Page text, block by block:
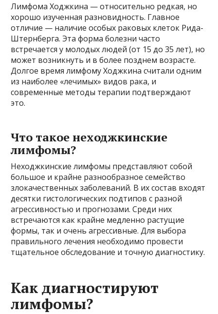
Лимфома Ходжкина — относительно редкая, но
хорошо изученная разновидность. Главное
отличие — наличие особых раковых клеток Рида-
Штернберга. Эта форма болезни часто
встречается у молодых людей (от 15 до 35 лет), но
может возникнуть и в более позднем возрасте.
Долгое время лимфому Ходжкина считали одним
из наиболее «лечимых» видов рака, и
современные методы терапии подтверждают
это.
Что такое неходжкинские
лимфомы?
Неходжкинские лимфомы представляют собой
большое и крайне разнообразное семейство
злокачественных заболеваний. В их состав входят
десятки гистологических подтипов с разной
агрессивностью и прогнозами. Среди них
встречаются как крайне медленно растущие
формы, так и очень агрессивные. Для выбора
правильного лечения необходимо провести
тщательное обследование и точную диагностику.
Как диагностируют
лимфомы?